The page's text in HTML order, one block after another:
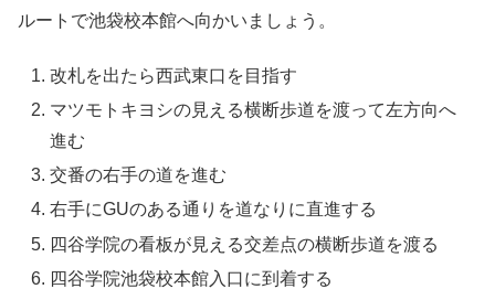
ルートで池袋校本館へ向かいましょう。
改札を出たら西武東口を目指す
マツモトキヨシの見える横断歩道を渡って左方向へ
進む
交番の右手の道を進む
右手にGUのある通りを道なりに直進する
四谷学院の看板が見える交差点の横断歩道を渡る
四谷学院池袋校本館入口に到着する